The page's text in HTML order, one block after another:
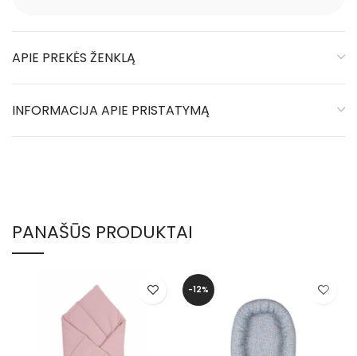
APIE PREKĖS ŽENKLĄ
INFORMACIJA APIE PRISTATYMĄ
PANAŠŪS PRODUKTAI
-12%